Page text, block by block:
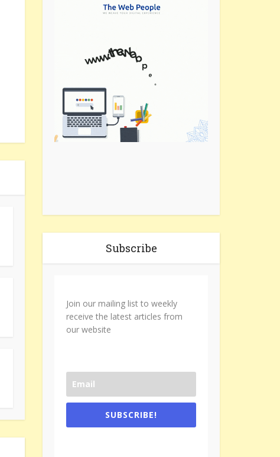
Subscribe
Join our mailing list to weekly
receive the latest articles from
our website
SUBSCRIBE!